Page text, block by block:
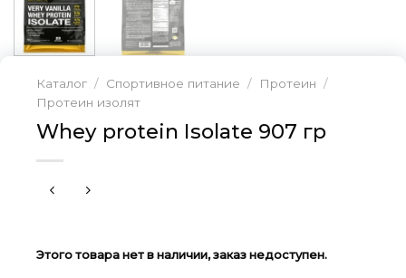
Каталог / Спортивное питание / Протеин /
Протеин изолят
Whey protein Isolate 907 гр
Этого товара нет в наличии, заказ недоступен.